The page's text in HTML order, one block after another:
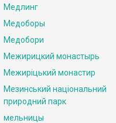
Медлинг
Медоборы
Медобори
Межирицкий монастырь
Межиріцький монастир
Мезинський національний
природний парк
мельницы